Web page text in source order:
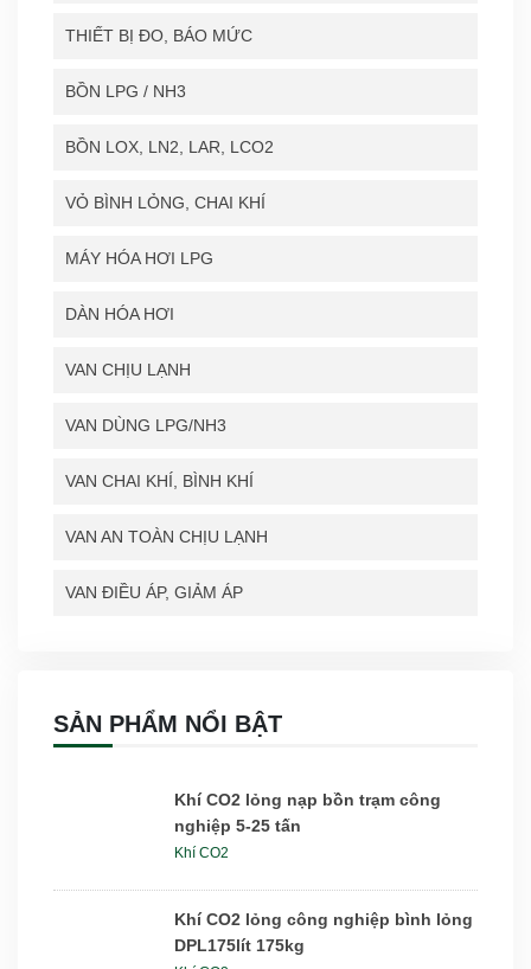
THIẾT BỊ ĐO, BÁO MỨC
BỒN LPG / NH3
BỒN LOX, LN2, LAR, LCO2
VỎ BÌNH LỎNG, CHAI KHÍ
MÁY HÓA HƠI LPG
DÀN HÓA HƠI
VAN CHỊU LẠNH
VAN DÙNG LPG/NH3
VAN CHAI KHÍ, BÌNH KHÍ
VAN AN TOÀN CHỊU LẠNH
VAN ĐIỀU ÁP, GIẢM ÁP
SẢN PHẨM NỔI BẬT
Khí CO2 lỏng nạp bồn trạm công
nghiệp 5-25 tấn
Khí CO2
Khí CO2 lỏng công nghiệp bình lỏng
DPL175lít 175kg